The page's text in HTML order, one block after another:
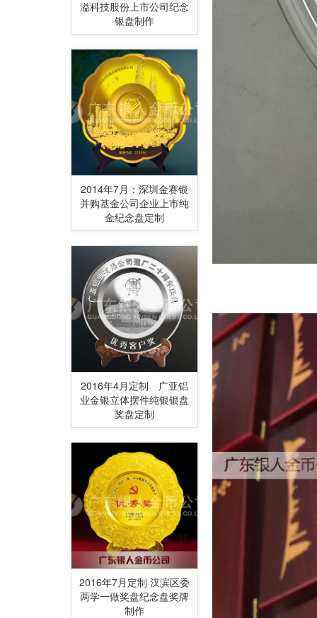
溢科技股份上市公司纪念
银盘制作
2014年7月：深圳金赛银
并购基金公司企业上市纯
金纪念盘定制
2016年4月定制 广亚铝
业金银立体摆件纯银银盘
奖盘定制
2016年7月定制 汉滨区委
两学一做奖盘纪念盘奖牌
制作